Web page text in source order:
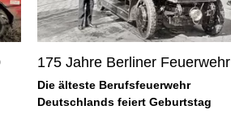
175 Jahre Berliner Feuerwehr
Die älteste Berufsfeuerwehr
Deutschlands feiert Geburtstag